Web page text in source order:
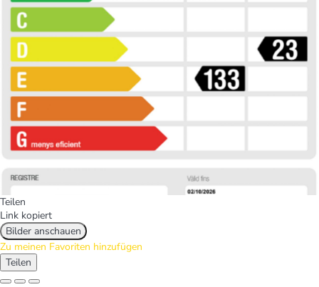
Teilen
Link kopiert
Bilder anschauen
Zu meinen Favoriten hinzufügen
Teilen